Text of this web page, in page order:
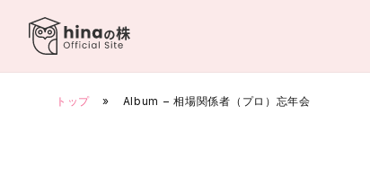
トップ » Album – 相場関係者（プロ）忘年会